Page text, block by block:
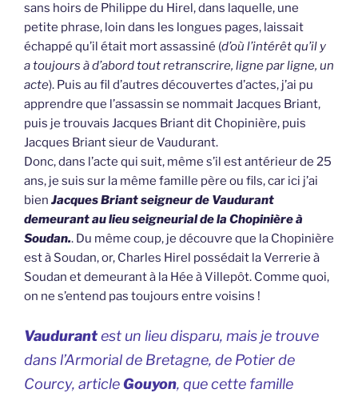
sans hoirs de Philippe du Hirel, dans laquelle, une
petite phrase, loin dans les longues pages, laissait
échappé qu’il était mort assassiné (d’où l’intérêt qu’il y
a toujours à d’abord tout retranscrire, ligne par ligne, un
acte). Puis au fil d’autres découvertes d’actes, j’ai pu
apprendre que l’assassin se nommait Jacques Briant,
puis je trouvais Jacques Briant dit Chopinière, puis
Jacques Briant sieur de Vaudurant.
Donc, dans l’acte qui suit, même s’il est antérieur de 25
ans, je suis sur la même famille père ou fils, car ici j’ai
bien Jacques Briant seigneur de Vaudurant
demeurant au lieu seigneurial de la Chopinière à
Soudan.. Du même coup, je découvre que la Chopinière
est à Soudan, or, Charles Hirel possédait la Verrerie à
Soudan et demeurant à la Hée à Villepôt. Comme quoi,
on ne s’entend pas toujours entre voisins !
Vaudurantest un lieu disparu, mais je trouve
dans l’Armorial de Bretagne, de Potier de
Courcy, articleGouyon, que cette famille